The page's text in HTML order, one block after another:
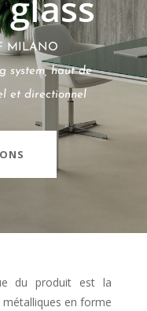
MILANO
system, haut de
et directionnel
du produit est la
en forme